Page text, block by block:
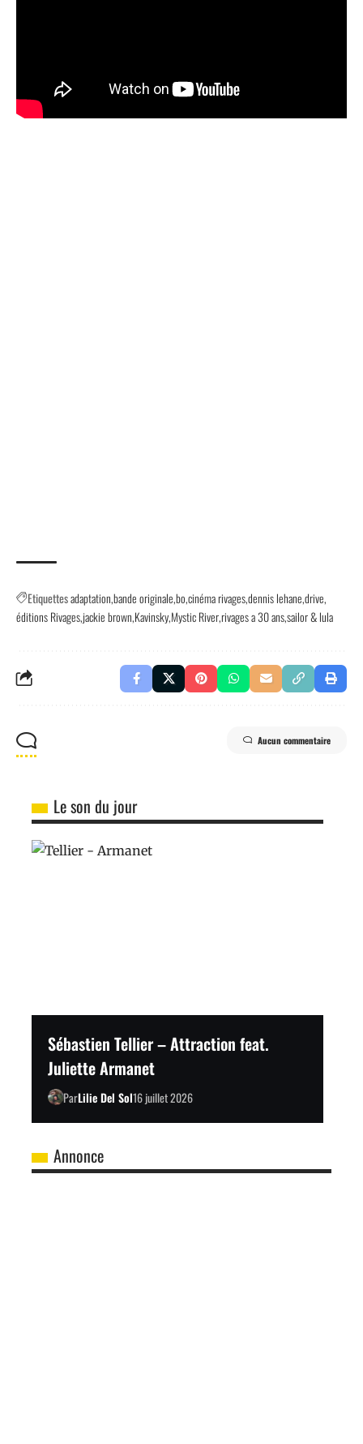
Etiquettesadaptationbande originalebocinéma rivagesdennis lehanedrive
éditions Rivagesjackie brown KavinskyMystic Riverrivages a 30 anssailor & lula
Aucun commentaire
Le son du jour
Sébastien Tellier – Attraction feat.
Juliette Armanet
ParLilie Del Sol16 juillet 2026
Annonce